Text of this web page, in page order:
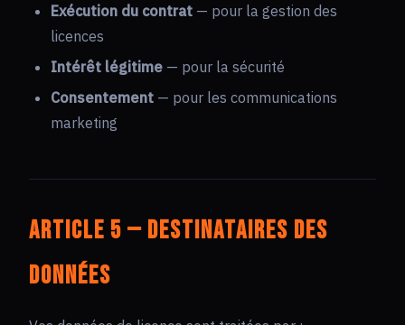
Exécution du contrat — pour la gestion des
licences
Intérêt légitime — pour la sécurité
Consentement — pour les communications
marketing
Article 5 — Destinataires des
données